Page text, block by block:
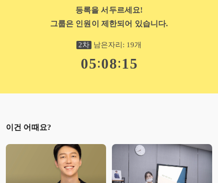
등록을 서두르세요!
그룹은 인원이 제한되어 있습니다.
2차 남은자리: 19개
05:08:14
이건 어때요?